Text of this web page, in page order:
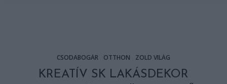
CSODABOGÁR OTTHON ZÖLD VILÁG
KREATÍV SK LAKÁSDEKOR